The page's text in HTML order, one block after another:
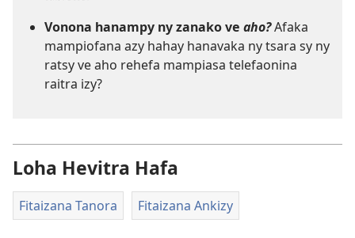
Vonona hanampy ny zanako ve aho?Afaka
mampiofana azy hahay hanavaka ny tsara sy ny
ratsy ve aho rehefa mampiasa telefaonina
raitra izy?
Loha Hevitra Hafa
Fitaizana Tanora Fitaizana Ankizy